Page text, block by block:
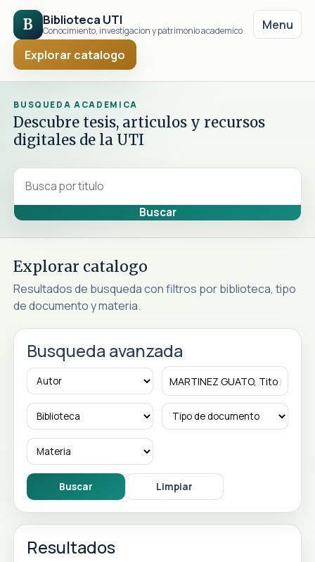
B Biblioteca UTI
Conocimiento, investigacion y patrimonio academico
Menu
Explorar catalogo
BUSQUEDA ACADEMICA
Descubre tesis, articulos y recursos
digitales de la UTI
Explorar catalogo
Resultados de busqueda con filtros por biblioteca, tipo
de documento y materia.
Busqueda avanzada
Resultados